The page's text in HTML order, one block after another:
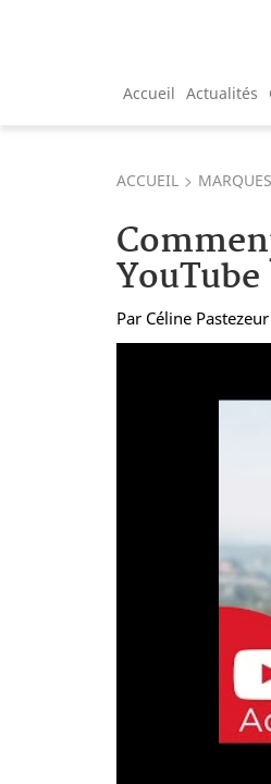
Accueil Actualités
ACCUEIL MARQUES
YouTube
Par Céline Pastezeur